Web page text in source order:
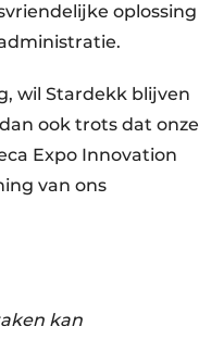
oplossing
wil Stardekk blijven
ook trots dat onze
Expo Innovation
van ons
kan